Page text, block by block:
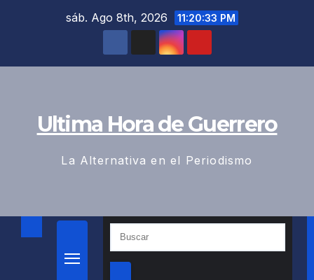
sáb. Ago 8th, 2026 11:20:34 PM
Ultima Hora de Guerrero
La Alternativa en el Periodismo